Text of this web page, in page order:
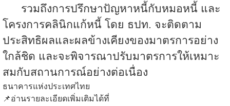
รวมถึงการปรึกษาปัญหาหนี้กับหมอหนี้ และ
โครงการคลินิกแก้หนี้ โดย ธปท. จะติดตาม
ประสิทธิผลและผลข้างเคียงของมาตรการอย่าง
ใกล้ชิด และจะพิจารณาปรับมาตรการให้เหมาะ
สมกับสถานการณ์อย่างต่อเนื่อง
ธนาคารแห่งประเทศไทย
📌อ่านรายละเอียดเพิ่มเติมได้ที่